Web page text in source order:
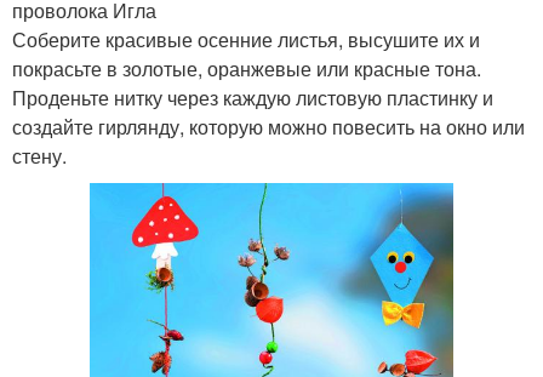
проволока Игла
Соберите красивые осенние листья, высушите их и
покрасьте в золотые, оранжевые или красные тона.
Проденьте нитку через каждую листовую пластинку и
создайте гирлянду, которую можно повесить на окно или
стену.